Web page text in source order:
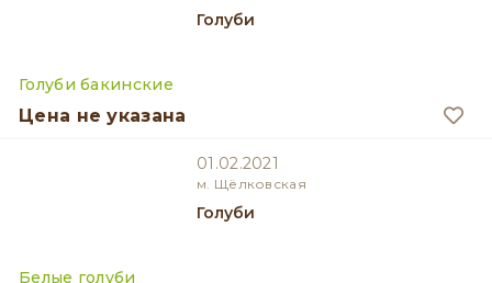
Голуби
Голуби бакинские
Цена не указана
01.02.2021
м. Щёлковская
Голуби
Белые голуби